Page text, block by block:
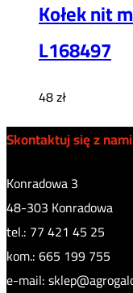
Kołek nit
L168497
48zł
Skontaktuj się z nami
Konradowa 3
48-303 Konradowa
tel.: 77 421 45 25
kom.: 665 199 755
e-mail: